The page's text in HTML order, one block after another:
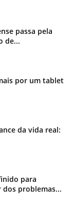
passa pela
de...
por um tablet
da vida real:
para
problemas...